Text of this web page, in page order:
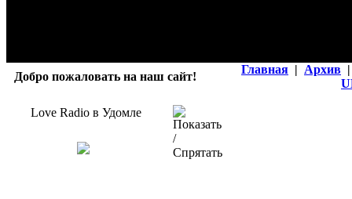
Добро пожаловать на наш сайт!
Главная | Архив |
Love Radio в Удомле